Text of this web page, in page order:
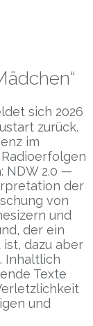
sich 2026
zurück.
im
NDW 2.0 —
der
von
und
der ein
dazu aber
Inhaltlich
Texte
und